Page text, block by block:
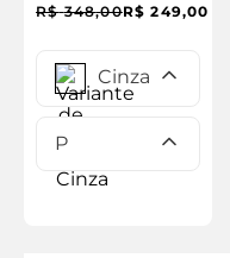
R$ 348,00R$ 249,00
Cinza
P